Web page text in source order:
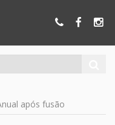
após fusão